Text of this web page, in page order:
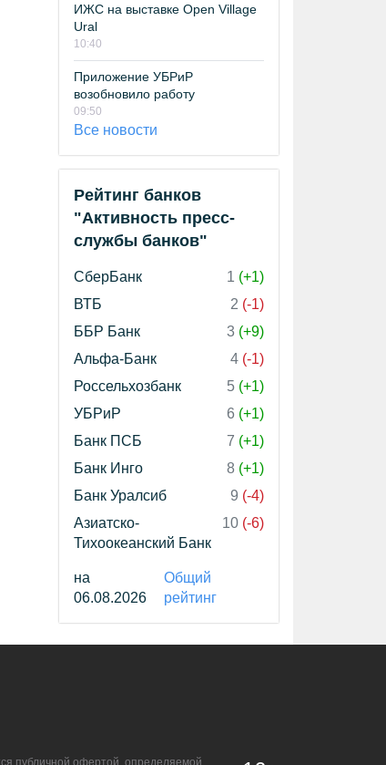
ИЖС на выставке Open Village
Ural
10:40
Приложение УБРиР
возобновило работу
09:50
Все новости
Рейтинг банков
"Активность пресс-
службы банков"
СберБанк 1 (+1)
ВТБ
2 (-1)
ББР Банк
3 (+9)
Альфа-Банк
4 (-1)
Россельхозбанк
5 (+1)
УБРиР
6 (+1)
Банк ПСБ
7 (+1)
Банк Инго
8 (+1)
Банк Уралсиб
9 (-4)
Азиатско-
Тихоокеанский Банк
10 (-6)
на
06.08.2026
Общий
рейтинг
публичной офертой, определяемой